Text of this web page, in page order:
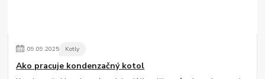
09.09.2025 Kotly
Ako pracuje kondenzačný kotol